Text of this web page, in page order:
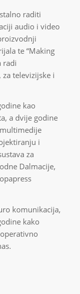
raditi
audio i video
te “Making
radi
televizijske i
kao
a dvije godine
i
za
Dalmacije,
komunikacija,
kako